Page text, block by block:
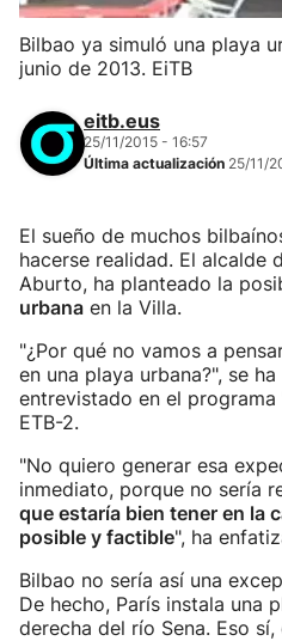
Bilbao ya simuló una playa
junio de 2013. EiTB
eitb.eus
25/11/2015 - 16:57
Última actualización 25/11/
El sueño de muchos
hacerse realidad. El alcalde
Aburto, ha planteado la
urbana en la Villa.
"¿Por qué no vamos a
en una playa urbana?", se
entrevistado en el programa
ETB-2.
"No quiero generar esa
inmediato, porque no sería
que estaría bien tener en la
posible y factible", ha
Bilbao no sería así una
De hecho, París instala una
derecha del río Sena. Eso